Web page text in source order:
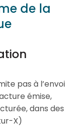
de la
pas à l’envoi
émise,
dans des
X)